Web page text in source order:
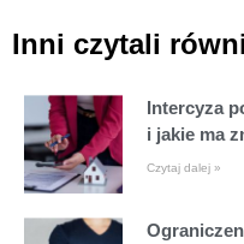
Inni czytali
Intercyza
i jakie ma
Czytaj dalej »